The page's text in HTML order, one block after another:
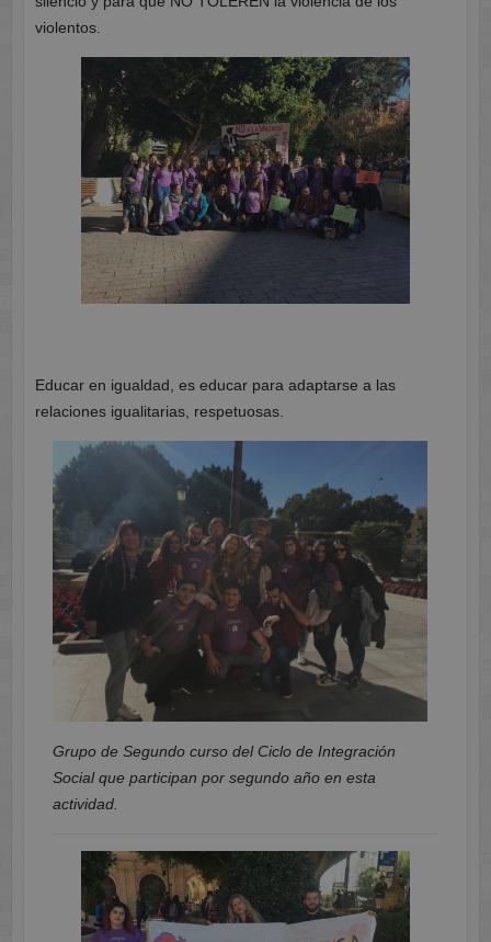
violentos.
Educar en igualdad, es educar para adaptarse a las
relaciones igualitarias, respetuosas.
Grupo de Segundo curso del Ciclo de Integración
Social que participan por segundo año en esta
actividad.